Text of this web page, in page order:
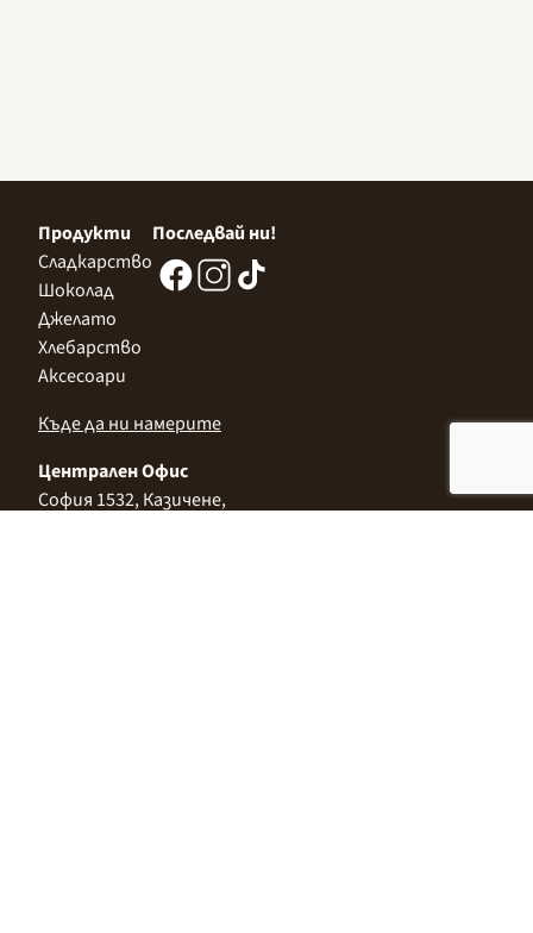
Продукти
Сладкарство
Шоколад
Джелато
Хлебарство
Аксесоари
Последвай ни!
Къде да ни намерите
Централен Офис
София 1532, Казичене,